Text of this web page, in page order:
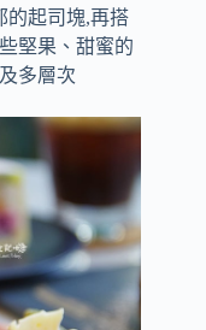
的起司塊,再搭
堅果、甜蜜的
多層次